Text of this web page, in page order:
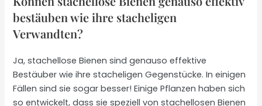
bestäuben wie ihre stacheligen
Verwandten?
Ja, stachellose Bienen sind genauso effektive
Bestäuber wie ihre stacheligen Gegenstücke. In einigen
Fällen sind sie sogar besser! Einige Pflanzen haben sich
so entwickelt, dass sie speziell von stachellosen Bienen